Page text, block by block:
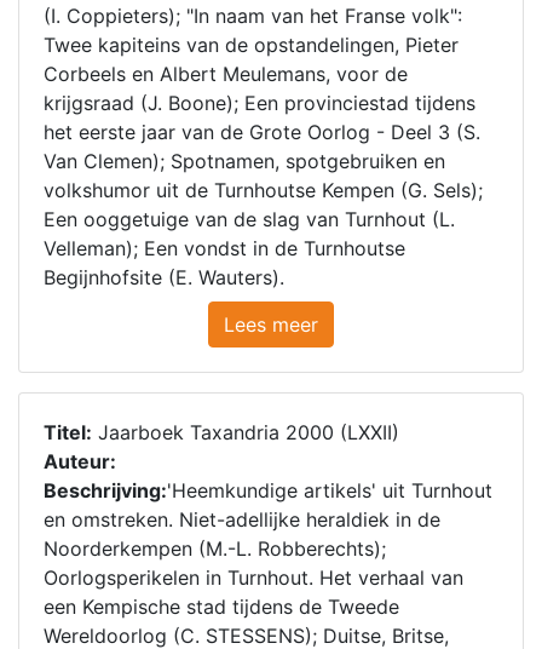
(I. Coppieters); "In naam van het Franse volk":
Twee kapiteins van de opstandelingen, Pieter
Corbeels en Albert Meulemans, voor de
krijgsraad (J. Boone); Een provinciestad tijdens
het eerste jaar van de Grote Oorlog - Deel 3 (S.
Van Clemen); Spotnamen, spotgebruiken en
volkshumor uit de Turnhoutse Kempen (G. Sels);
Een ooggetuige van de slag van Turnhout (L.
Velleman); Een vondst in de Turnhoutse
Begijnhofsite (E. Wauters).
Lees meer
Titel: Jaarboek Taxandria 2000 (LXXII)
Auteur:
Beschrijving:'Heemkundige artikels' uit Turnhout
en omstreken. Niet-adellijke heraldiek in de
Noorderkempen (M.-L. Robberechts);
Oorlogsperikelen in Turnhout. Het verhaal van
een Kempische stad tijdens de Tweede
Wereldoorlog (C. STESSENS); Duitse, Britse,